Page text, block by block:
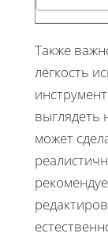
Также
лёгкость
выглядеть
может